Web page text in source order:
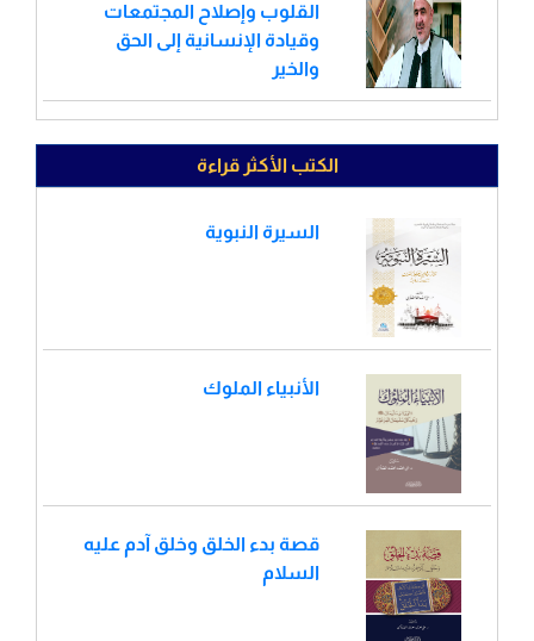
القلوب وإصلاح المجتمعات
وقيادة الإنسانية إلى الحق
والخير
الكتب الأكثر قراءة
السيرة النبوية
الأنبياء الملوك
قصة بدء الخلق وخلق آدم عليه
السلام